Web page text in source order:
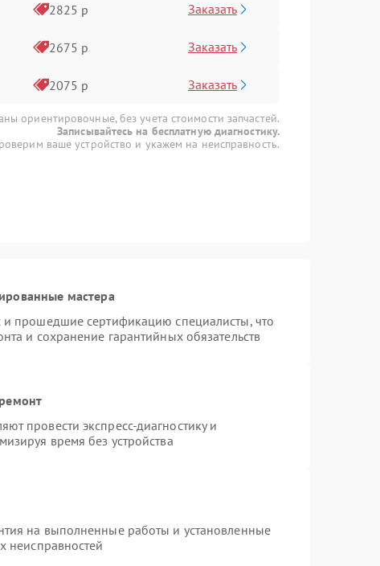
2825 р Заказать
2675 р Заказать
2075 р Заказать
ориентировочные, без учета стоимости запчастей.
Записывайтесь на бесплатную диагностику.
ваше устройство и укажем на неисправность.
мастера
и прошедшие сертификацию специалисты, что
и сохранение гарантийных обязательств
провести экспресс-диагностику и
время без устройства
на выполненные работы и установленные
неисправностей